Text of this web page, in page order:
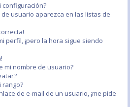
configuración?
usuario aparezca en las listas de
perfil, ¡pero la hora sigue siendo
mi nombre de usuario?
rango?
de e-mail de un usuario, ¡me pide